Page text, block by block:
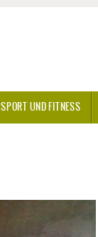
SPORT UND FITNESS